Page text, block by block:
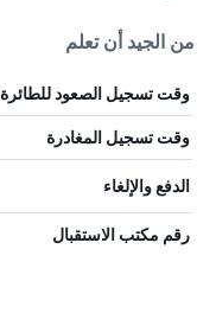
من الجيد أن تعلم
وقت تسجيل الصعود للطائرة
وقت تسجيل المغادرة
الدفع والإلغاء
رقم مكتب الاستقبال